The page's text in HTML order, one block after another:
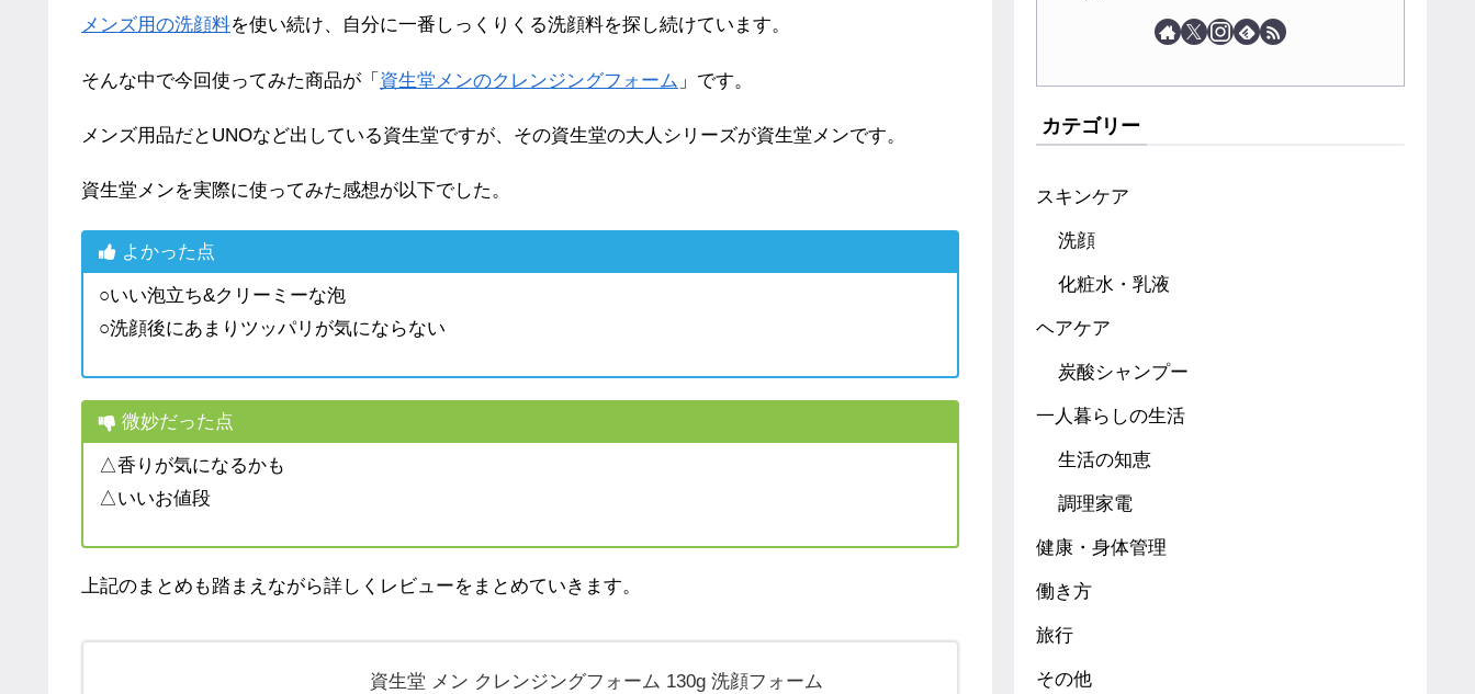
メンズ用の洗顔料を使い続け、自分に一番しっくりくる洗顔料を探し続けています。
そんな中で今回使ってみた商品が「 資生堂メンのクレンジングフォーム 」です。
メンズ用品だとUNOなど出している資生堂ですが、その資生堂の大人シリーズが資生堂メンです。
資生堂メンを実際に使ってみた感想が以下でした。
よかった点
○いい泡立ち&クリーミーな泡
○洗顔後にあまりツッパリが気にならない
微妙だった点
△香りが気になるかも
△いいお値段
上記のまとめも踏まえながら詳しくレビューをまとめていきます。
資生堂 メン クレンジングフォーム 130g 洗顔フォーム
カテゴリー
スキンケア
洗顔
化粧水・乳液
ヘアケア
炭酸シャンプー
一人暮らしの生活
生活の知恵
調理家電
健康・身体管理
働き方
旅行
その他